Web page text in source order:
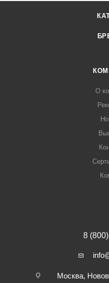
О
8
Москва,